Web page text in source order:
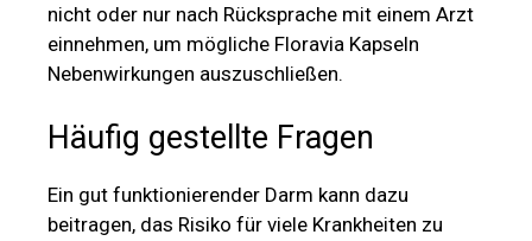
nicht oder nur nach Rücksprache mit einem Arzt
einnehmen, um mögliche Floravia Kapseln
Nebenwirkungen auszuschließen.
Häufig gestellte Fragen
Ein gut funktionierender Darm kann dazu
beitragen, das Risiko für viele Krankheiten zu